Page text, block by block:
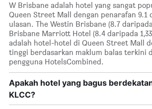
W Brisbane adalah hotel yang sangat
Queen Street Mall dengan penarafan 9.1
ulasan. The Westin Brisbane (8.7
Brisbane Marriott Hotel (8.4 daripada
adalah hotel-hotel di Queen Street Mall
tinggi berdasarkan maklum balas terkini
pengguna HotelsCombined.
Apakah hotel yang bagus
KLCC?